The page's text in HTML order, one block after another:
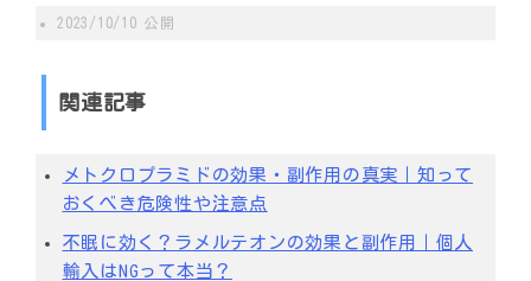
2023/10/10 公開
関連記事
メトクロプラミドの効果・副作用の真実｜知って
おくべき危険性や注意点
不眠に効く？ラメルテオンの効果と副作用｜個人
輸入はNGって本当？